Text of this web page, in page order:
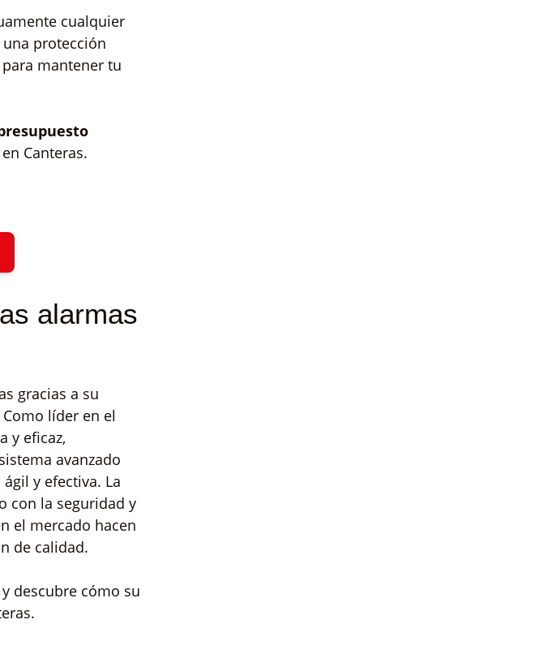
cualquier
una protección
mantener tu
Canteras.
alarmas
gracias a su
líder en el
y eficaz,
avanzado
y efectiva. La
con la seguridad y
el mercado hacen
de calidad.
descubre cómo su